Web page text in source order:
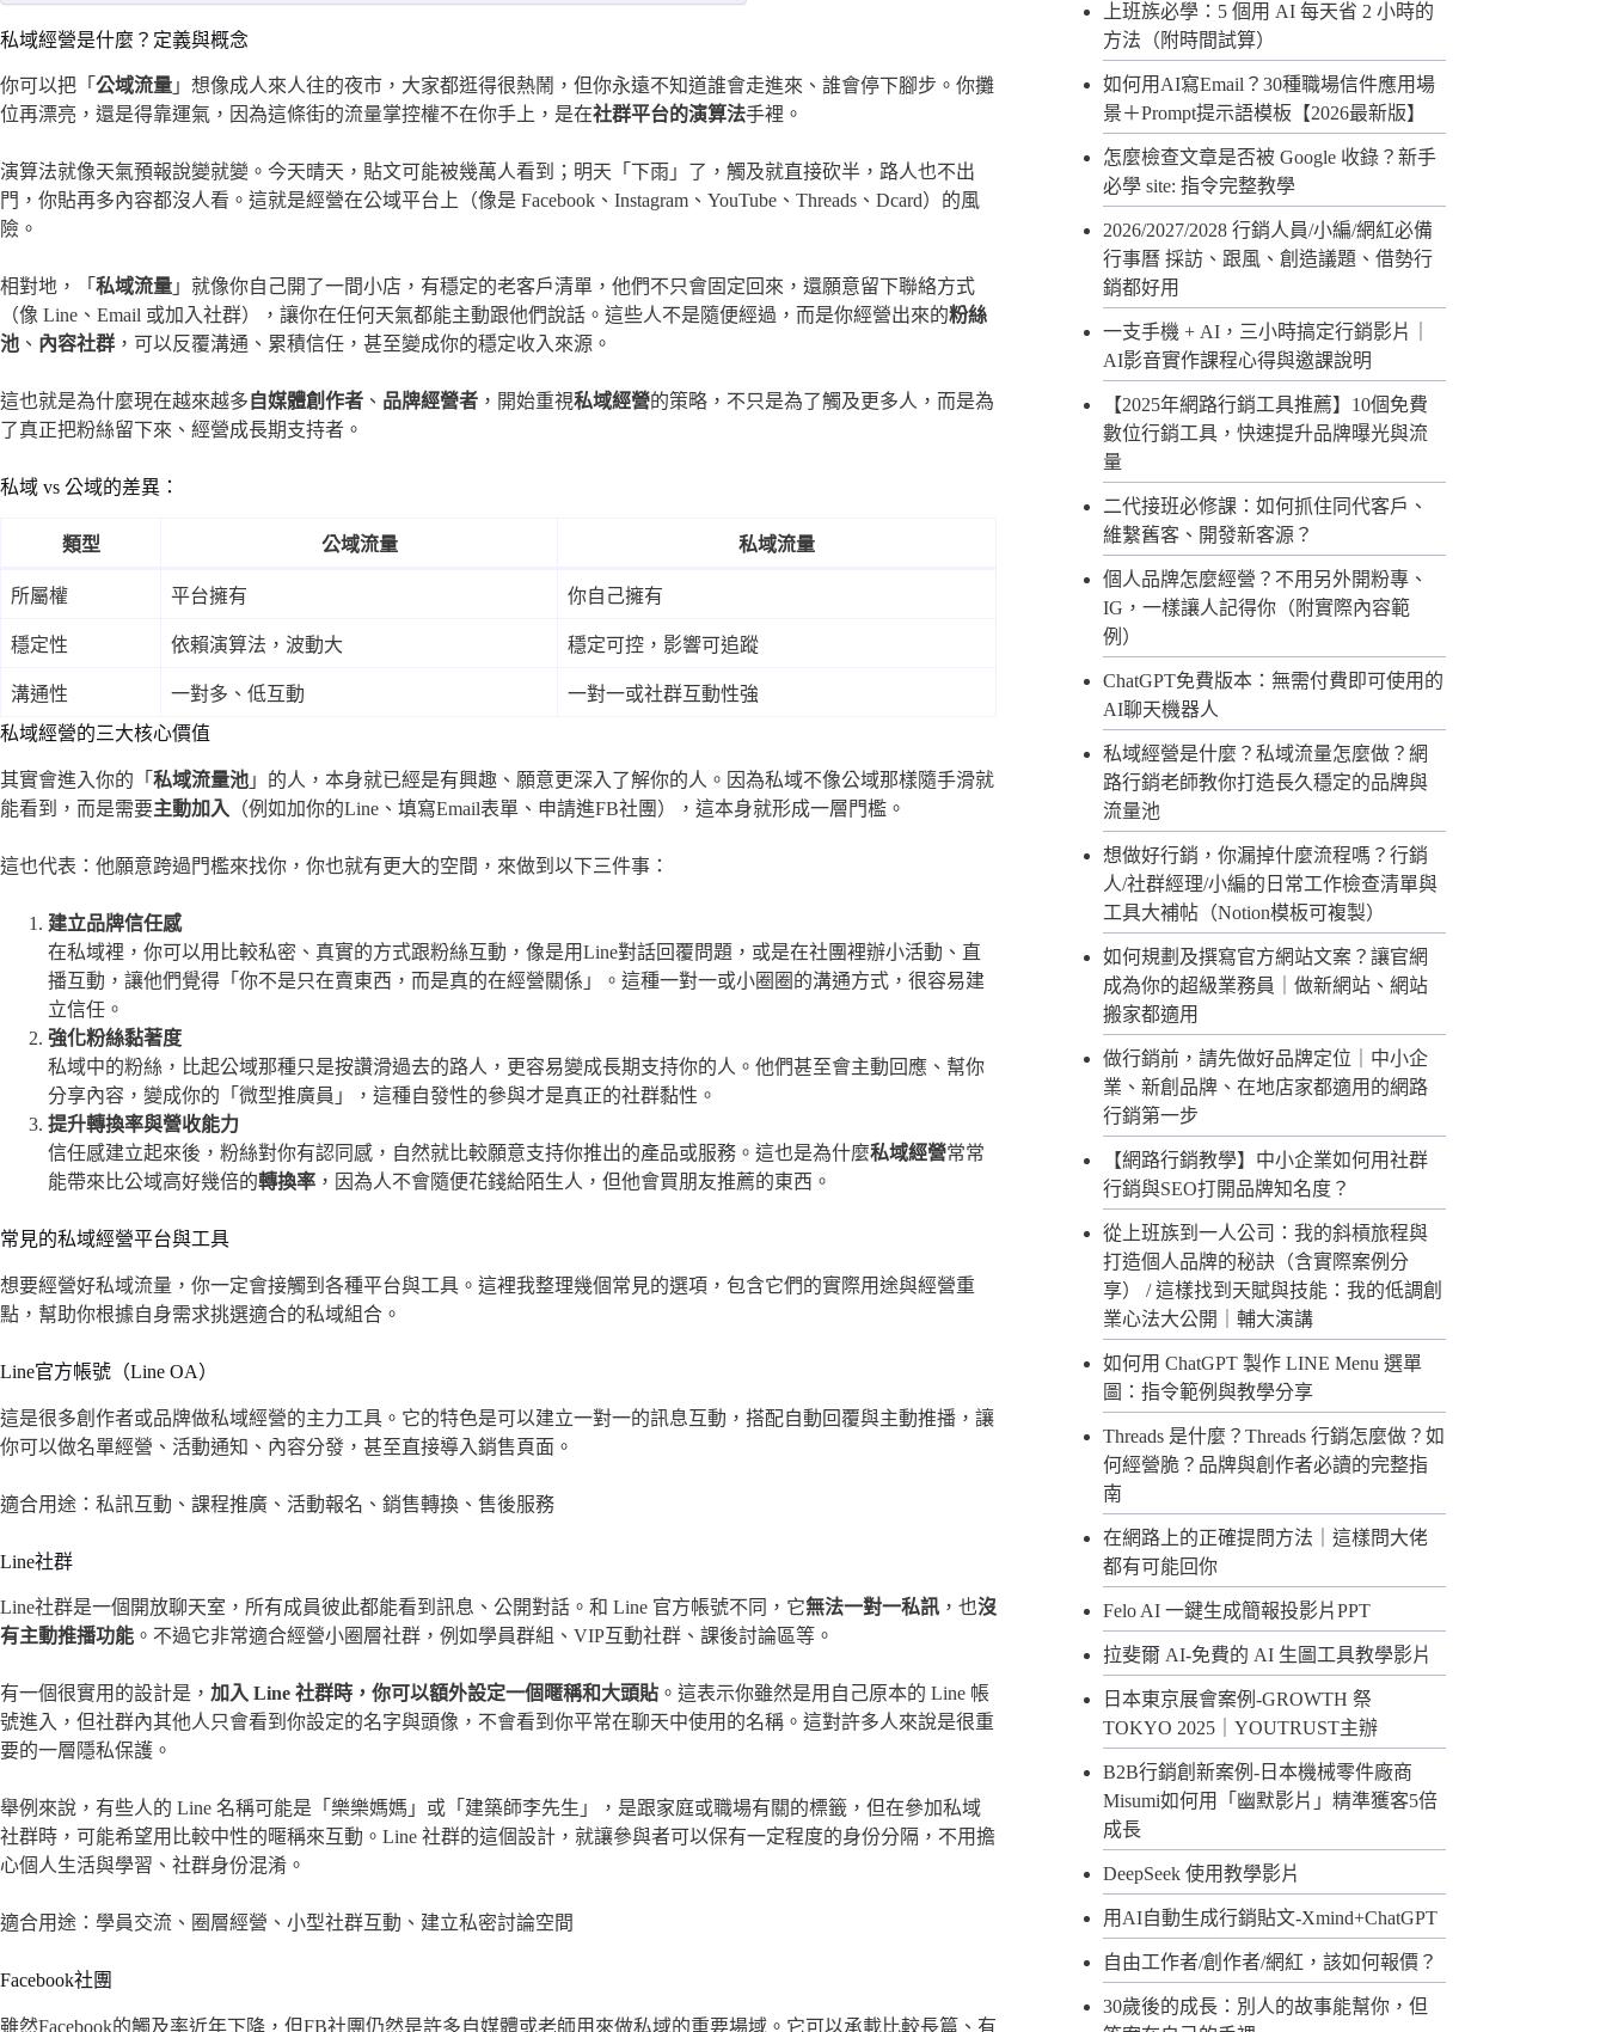
私域經營是什麼？定義與概念
你可以把「 公域流量 」想像成人來人往的夜市，大家都逛得很熱鬧，但你永遠不知道誰會走進來、誰會停下腳步。你攤
位再漂亮，還是得靠運氣，因為這條街的流量掌控權不在你手上，是在社群平台的演算法手裡。
演算法就像天氣預報說變就變。今天晴天，貼文可能被幾萬人看到；明天「下雨」了，觸及就直接砍半，路人也不出
門，你貼再多內容都沒人看。這就是經營在公域平台上（像是 Facebook、Instagram、YouTube、Threads、Dcard）的風
險。
相對地，「 私域流量 」就像你自己開了一間小店，有穩定的老客戶清單，他們不只會固定回來，還願意留下聯絡方式
（像 Line、Email 或加入社群），讓你在任何天氣都能主動跟他們說話。這些人不是隨便經過，而是你經營出來的粉絲
池 、 內容社群 ，可以反覆溝通、累積信任，甚至變成你的穩定收入來源。
這也就是為什麼現在越來越多 自媒體創作者 、 品牌經營者 ，開始重視私域經營的策略，不只是為了觸及更多人，而是為
了真正把粉絲留下來、經營成長期支持者。
私域 vs 公域的差異：
類型 公域流量 私域流量
所屬權 平台擁有 你自己擁有
穩定性 依賴演算法，波動大 穩定可控，影響可追蹤
溝通性 一對多、低互動
一對一或社群互動性強
私域經營的三大核心價值
其實會進入你的「 私域流量池 」的人，本身就已經是有興趣、願意更深入了解你的人。因為私域不像公域那樣隨手滑就
能看到，而是需要主動加入 （例如加你的Line、填寫Email表單、申請進FB社團），這本身就形成一層門檻。
這也代表：他願意跨過門檻來找你，你也就有更大的空間，來做到以下三件事：
建立品牌信任感
在私域裡，你可以用比較私密、真實的方式跟粉絲互動，像是用Line對話回覆問題，或是在社團裡辦小活動、直
播互動，讓他們覺得「你不是只在賣東西，而是真的在經營關係」。這種一對一或小圈圈的溝通方式，很容易建
立信任。
強化粉絲黏著度
私域中的粉絲，比起公域那種只是按讚滑過去的路人，更容易變成長期支持你的人。他們甚至會主動回應、幫你
分享內容，變成你的「微型推廣員」，這種自發性的參與才是真正的社群黏性。
提升轉換率與營收能力
信任感建立起來後，粉絲對你有認同感，自然就比較願意支持你推出的產品或服務。這也是為什麼私域經營常常
能帶來比公域高好幾倍的轉換率 ，因為人不會隨便花錢給陌生人，但他會買朋友推薦的東西。
常見的私域經營平台與工具
想要經營好私域流量，你一定會接觸到各種平台與工具。這裡我整理幾個常見的選項，包含它們的實際用途與經營重
點，幫助你根據自身需求挑選適合的私域組合。
Line官方帳號（Line OA）
這是很多創作者或品牌做私域經營的主力工具。它的特色是可以建立一對一的訊息互動，搭配自動回覆與主動推播，讓
你可以做名單經營、活動通知、內容分發，甚至直接導入銷售頁面。
適合用途：私訊互動、課程推廣、活動報名、銷售轉換、售後服務
Line社群
Line社群是一個開放聊天室，所有成員彼此都能看到訊息、公開對話。和 Line 官方帳號不同，它無法一對一私訊 ，也沒
有主動推播功能 。不過它非常適合經營小圈層社群，例如學員群組、VIP互動社群、課後討論區等。
有一個很實用的設計是， 加入 Line 社群時，你可以額外設定一個暱稱和大頭貼 。這表示你雖然是用自己原本的 Line 帳
號進入，但社群內其他人只會看到你設定的名字與頭像，不會看到你平常在聊天中使用的名稱。這對許多人來說是很重
要的一層隱私保護。
舉例來說，有些人的 Line 名稱可能是「樂樂媽媽」或「建築師李先生」，是跟家庭或職場有關的標籤，但在參加私域
社群時，可能希望用比較中性的暱稱來互動。Line 社群的這個設計，就讓參與者可以保有一定程度的身份分隔，不用擔
心個人生活與學習、社群身份混淆。
適合用途：學員交流、圈層經營、小型社群互動、建立私密討論空間
Facebook社團
雖然Facebook的觸及率近年下降，但FB社團仍然是許多自媒體或老師用來做私域的重要場域。它可以承載比較長篇、有
上班族必學：5 個用 AI 每天省 2 小時的
方法（附時間試算）
如何用AI寫Email？30種職場信件應用場
景＋Prompt提示語模板【2026最新版】
怎麼檢查文章是否被 Google 收錄？新手
必學 site: 指令完整教學
2026/2027/2028 行銷人員/小編/網紅必備
行事曆 採訪、跟風、創造議題、借勢行
銷都好用
一支手機 + AI，三小時搞定行銷影片｜
AI影音實作課程心得與邀課說明
【2025年網路行銷工具推薦】10個免費
數位行銷工具，快速提升品牌曝光與流
量
二代接班必修課：如何抓住同代客戶、
維繫舊客、開發新客源？
個人品牌怎麼經營？不用另外開粉專、
IG，一樣讓人記得你（附實際內容範
例）
ChatGPT免費版本：無需付費即可使用的
AI聊天機器人
私域經營是什麼？私域流量怎麼做？網
路行銷老師教你打造長久穩定的品牌與
流量池
想做好行銷，你漏掉什麼流程嗎？行銷
人/社群經理/小編的日常工作檢查清單與
工具大補帖（Notion模板可複製）
如何規劃及撰寫官方網站文案？讓官網
成為你的超級業務員｜做新網站、網站
搬家都適用
做行銷前，請先做好品牌定位｜中小企
業、新創品牌、在地店家都適用的網路
行銷第一步
【網路行銷教學】中小企業如何用社群
行銷與SEO打開品牌知名度？
從上班族到一人公司：我的斜槓旅程與
打造個人品牌的秘訣（含實際案例分
享） / 這樣找到天賦與技能：我的低調創
業心法大公開｜輔大演講
如何用 ChatGPT 製作 LINE Menu 選單
圖：指令範例與教學分享
Threads 是什麼？Threads 行銷怎麼做？如
何經營脆？品牌與創作者必讀的完整指
南
在網路上的正確提問方法｜這樣問大佬
都有可能回你
Felo AI 一鍵生成簡報投影片PPT
拉斐爾 AI-免費的 AI 生圖工具教學影片
日本東京展會案例-GROWTH 祭
TOKYO 2025｜YOUTRUST主辦
B2B行銷創新案例-日本機械零件廠商
Misumi如何用「幽默影片」精準獲客5倍
成長
DeepSeek 使用教學影片
用AI自動生成行銷貼文-Xmind+ChatGPT
自由工作者/創作者/網紅，該如何報價？
30歲後的成長：別人的故事能幫你，但